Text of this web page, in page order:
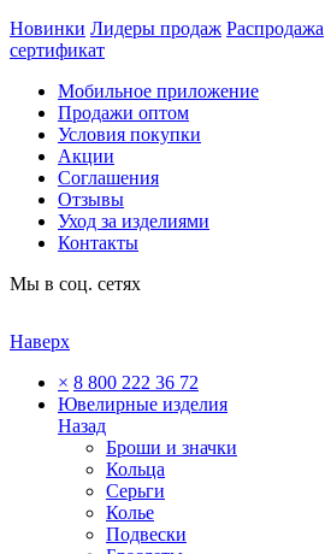
Новинки Лидеры продаж Распродажа
сертификат
Мобильное приложение
Продажи оптом
Условия покупки
Акции
Соглашения
Отзывы
Уход за изделиями
Контакты
Мы в соц. сетях
Наверх
× 8 800 222 36 72
Ювелирные изделия
Назад
Броши и значки
Кольца
Серьги
Колье
Подвески